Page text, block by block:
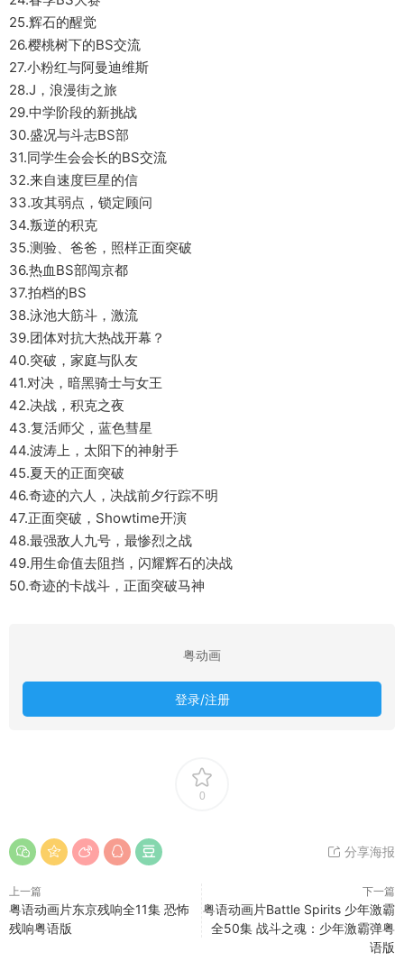
25.辉石的醒觉
26.樱桃树下的BS交流
27.小粉红与阿曼迪维斯
28.J，浪漫街之旅
29.中学阶段的新挑战
30.盛况与斗志BS部
31.同学生会会长的BS交流
32.来自速度巨星的信
33.攻其弱点，锁定顾问
34.叛逆的积克
35.测验、爸爸，照样正面突破
36.热血BS部闯京都
37.拍档的BS
38.泳池大筋斗，激流
39.团体对抗大热战开幕？
40.突破，家庭与队友
41.对决，暗黑骑士与女王
42.决战，积克之夜
43.复活师父，蓝色彗星
44.波涛上，太阳下的神射手
45.夏天的正面突破
46.奇迹的六人，决战前夕行踪不明
47.正面突破，Showtime开演
48.最强敌人九号，最惨烈之战
49.用生命值去阻挡，闪耀辉石的决战
50.奇迹的卡战斗，正面突破马神
粤动画
登录/注册
0
分享海报
上一篇
粤语动画片东京残响全11集 恐怖
残响粤语版
下一篇
粤语动画片Battle Spirits 少年激霸
全50集 战斗之魂：少年激霸弹粤
语版